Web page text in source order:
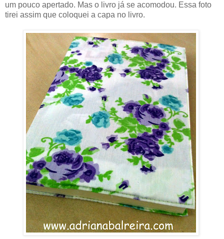
um pouco apertado. Mas o livro já se acomodou. Essa foto
tirei assim que coloquei a capa no livro.